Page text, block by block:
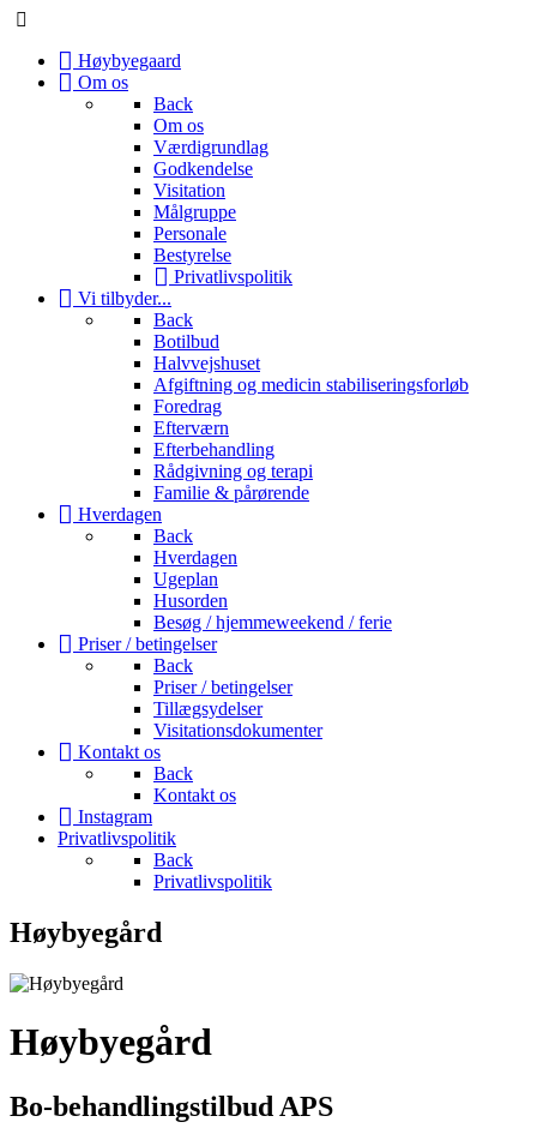
Høybyegaard
Om os
Back
Om os
Værdigrundlag
Godkendelse
Visitation
Målgruppe
Personale
Bestyrelse
Privatlivspolitik
Vi tilbyder...
Back
Botilbud
Halvvejshuset
Afgiftning og medicin stabiliseringsforløb
Foredrag
Efterværn
Efterbehandling
Rådgivning og terapi
Familie & pårørende
Hverdagen
Back
Hverdagen
Ugeplan
Husorden
Besøg / hjemmeweekend / ferie
Priser / betingelser
Back
Priser / betingelser
Tillægsydelser
Visitationsdokumenter
Kontakt os
Back
Kontakt os
Instagram
Privatlivspolitik
Back
Privatlivspolitik
Høybyegård
Høybyegård
Bo-behandlingstilbud APS